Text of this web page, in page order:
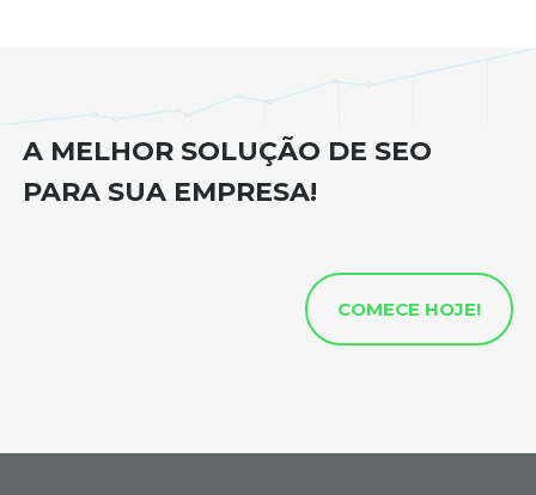
A MELHOR SOLUÇÃO DE SEO
PARA SUA EMPRESA!
COMECE HOJE!